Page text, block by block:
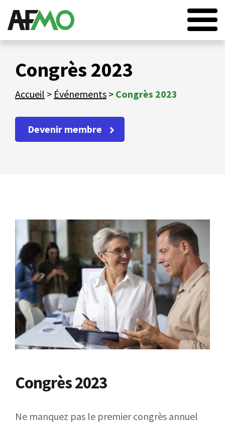
L’AFMO
NOS MEMBRES
NOS SERVICES
ACTUALITÉS
Congrès 2023
Accueil > Événements > Congrès 2023
Devenir membre
Congrès 2023
Ne manquez pas le premier congrès annuel